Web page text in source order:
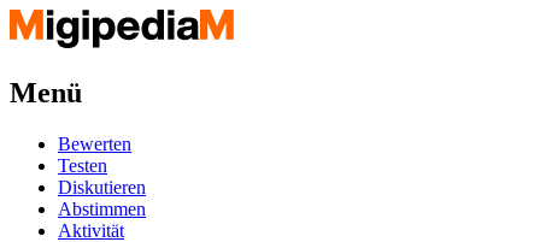
Menü
Bewerten
Testen
Diskutieren
Abstimmen
Aktivität